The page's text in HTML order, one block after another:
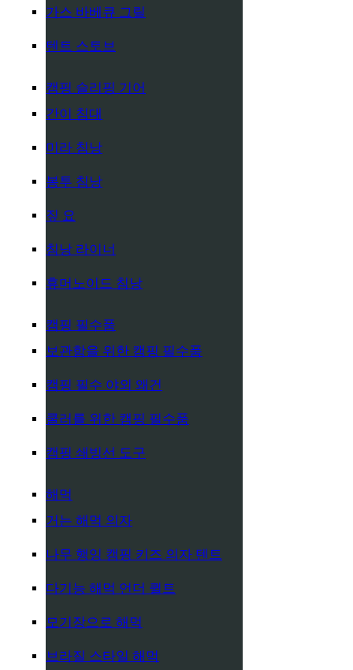
가스 바베큐 그릴
텐트 스토브
캠핑 슬리핑 기어
간이 침대
미라 침낭
봉투 침낭
짚 요
침낭 라이너
휴머노이드 침낭
캠핑 필수품
보관함을 위한 캠핑 필수품
캠핑 필수 야외 왜건
쿨러를 위한 캠핑 필수품
캠핑 쇄빙선 도구
해먹
거는 해먹 의자
나무 행잉 캠핑 키즈 의자 텐트
다기능 해먹 언더 퀼트
모기장으로 해먹
브라질 스타일 해먹